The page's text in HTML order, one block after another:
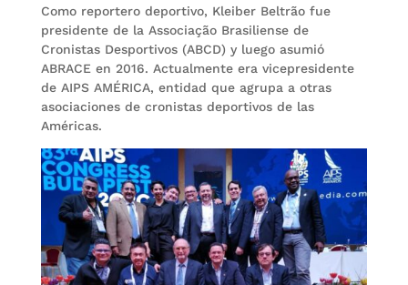
Como reportero deportivo, Kleiber Beltrão fue
presidente de la Associação Brasiliense de
Cronistas Desportivos (ABCD) y luego asumió
ABRACE en 2016. Actualmente era vicepresidente
de AIPS AMÉRICA, entidad que agrupa a otras
asociaciones de cronistas deportivos de las
Américas.